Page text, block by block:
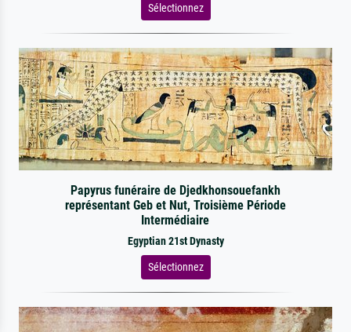
Sélectionnez
Papyrus funéraire de Djedkhonsouefankh
représentant Geb et Nut, Troisième Période
Intermédiaire
Egyptian 21st Dynasty
Sélectionnez